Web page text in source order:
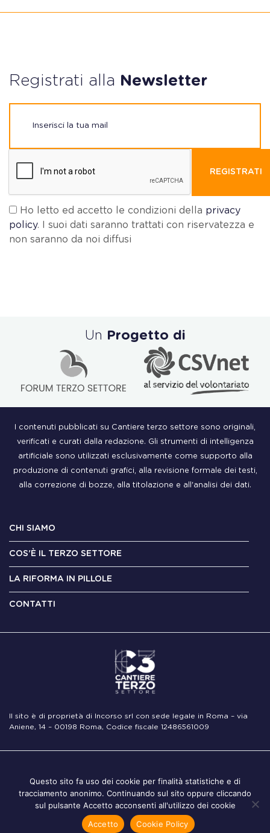
Registrati alla Newsletter
REGISTRATI
Ho letto ed accetto le condizioni della privacy
policy. I suoi dati saranno trattati con riservatezza e
non saranno da noi diffusi
Un Progetto di
I contenuti pubblicati su Cantiere terzo settore sono originali,
verificati e curati dalla redazione. Gli strumenti di intelligenza
artificiale sono utilizzati esclusivamente come supporto alla
produzione di contenuti grafici, alla revisione formale dei testi,
alla correzione di bozze, alla titolazione e all'analisi dei dati.
CHI SIAMO
COS'È IL TERZO SETTORE
LA RIFORMA IN PILLOLE
CONTATTI
Il sito è di proprietà di Incorso srl con sede legale in Roma – via
Aniene, 14 – 00198 Roma, Codice fiscale 12486561009
Legali
Policy
Questo sito fa uso dei cookie per finalità statistiche e di
tracciamento anonimo. Continuando sul sito oppure cliccando
sul pulsante Accetto acconsenti all'utilizzo dei cookie
Accetto
Cookie Policy